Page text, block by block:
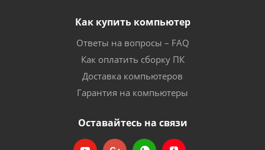
Как купить компьютер
Ответы на вопросы – FAQ
Как оплатить сборку ПК
Доставка компьютеров
Гарантия на компьютеры
Оставайтесь на связи